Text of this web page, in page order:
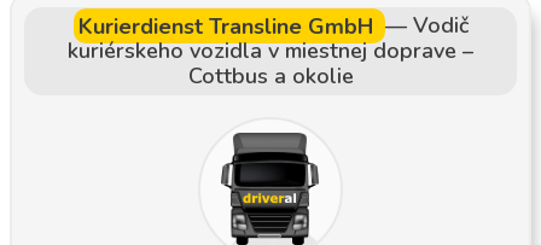
e si môžete prezrieť naše zostavy! https://matetrans.webno
de.hu/
Kurierdienst Transline GmbH — Vodič
kuriérskeho vozidla v miestnej doprave –
Cottbus a okolie